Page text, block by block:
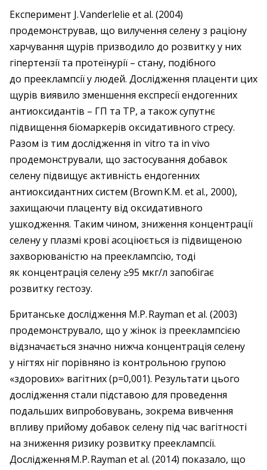
Експеримент J. Vanderlelie et al. (2004)
продемонстрував, що вилучення селену з раціону
харчування щурів призводило до розвитку у них
гіпертензії та протеїнурії – ​стану, подібного
до прееклампсії у людей. Дослідження плаценти цих
щурів виявило зменшення експресії ендогенних
антиоксидантів – ​ГП та ТР, а також супутнє
підвищення біомаркерів оксидативного стресу.
Разом із тим дослідження in vitro та in vivo
продемонстрували, що застосування добавок
селену підвищує активність ендогенних
антиоксидантних систем (Brown K.M. et al., 2000),
захищаючи плаценту від оксидативного
ушкодження. Таким чином, зниження концентрації
селену у плазмі крові асоціюється із підвищеною
захворюваністю на прееклампсію, тоді
як концентрація селену ≥95 мкг/л запобігає
розвитку гестозу.
Британське дослідження M.P. Rayman et al. (2003)
продемонструвало, що у жінок із прееклампсією
відзначається значно нижча концентрація селену
у нігтях ніг порівняно із контрольною групою
«здорових» вагітних (p=0,001). Результати цього
дослідження стали підставою для проведення
подальших випробовувань, зокрема вивчення
впливу прийому добавок селену під час вагітності
на зниження ризику розвитку прееклампсії.
Дослідження M.P. Rayman et al. (2014) показало, що